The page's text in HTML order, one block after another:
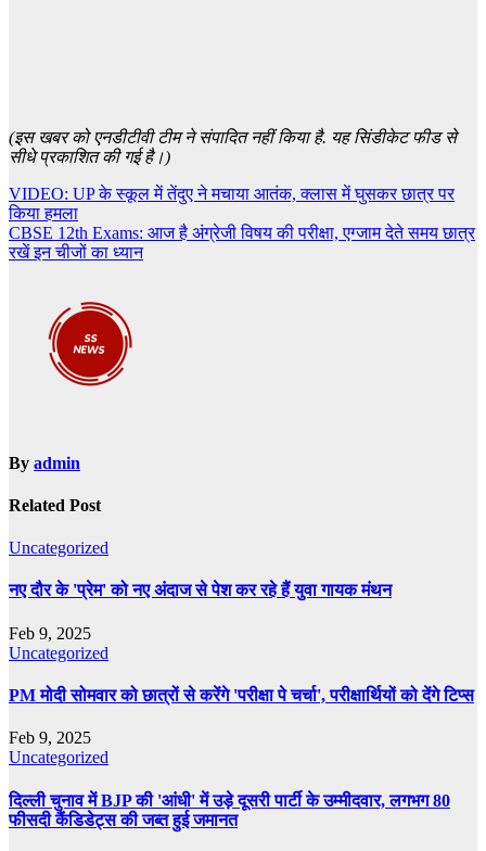
(इस खबर को एनडीटीवी टीम ने संपादित नहीं किया है. यह सिंडीकेट फीड से
सीधे प्रकाशित की गई है।)
Post
navigation
VIDEO: UP के स्कूल में तेंदुए ने मचाया आतंक, क्लास में घुसकर छात्र पर
किया हमला
CBSE 12th Exams: आज है अंग्रेजी विषय की परीक्षा, एग्जाम देते समय छात्र
रखें इन चीजों का ध्यान
By admin
Related Post
Uncategorized
नए दौर के 'प्रेम' को नए अंदाज से पेश कर रहे हैं युवा गायक मंथन
Feb 9, 2025
Uncategorized
PM मोदी सोमवार को छात्रों से करेंगे 'परीक्षा पे चर्चा', परीक्षार्थियों को देंगे टिप्स
Feb 9, 2025
Uncategorized
दिल्ली चुनाव में BJP की 'आंधी' में उड़े दूसरी पार्टी के उम्मीदवार, लगभग 80
फीसदी कैंडिडेट्स की जब्त हुई जमानत